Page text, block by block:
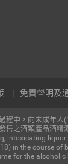
程中，向未成年人
售之酒類產品酒精
intoxicating
in the course of
for the alcoholic
免責聲明及